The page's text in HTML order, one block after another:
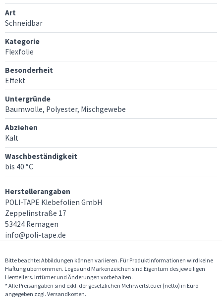
Art
Schneidbar
Kategorie
Flexfolie
Besonderheit
Effekt
Untergründe
Baumwolle, Polyester, Mischgewebe
Abziehen
Kalt
Waschbeständigkeit
bis 40 °C
Herstellerangaben
POLI-TAPE Klebefolien GmbH
Zeppelinstraße 17
53424 Remagen
info@poli-tape.de
Bitte beachte: Abbildungen können variieren. Für Produktinformationen wird keine
Haftung übernommen. Logos und Markenzeichen sind Eigentum des jeweiligen
Herstellers. Irrtümer und Änderungen vorbehalten.
* Alle Preisangaben sind exkl. der gesetzlichen Mehrwertsteuer (netto) in Euro
angegeben zzgl. Versandkosten.